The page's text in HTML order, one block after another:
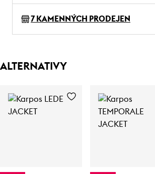
7 KAMENNÝCH PRODEJEN
ALTERNATIVY